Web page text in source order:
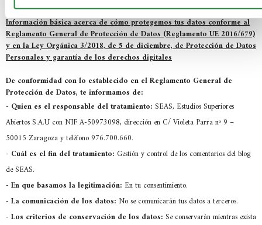
time I comment.
Información básica acerca de cómo protegemos tus datos conforme al
Reglamento General de Protección de Datos (Reglamento UE 2016/679)
y en la Ley Orgánica 3/2018, de 5 de diciembre, de Protección de Datos
Personales y garantía de los derechos digitales
De conformidad con lo establecido en el Reglamento General de
Protección de Datos, te informamos de:
- Quien es el responsable del tratamiento: SEAS, Estudios Superiores
Abiertos S.A.U con NIF A-50973098, dirección en C/ Violeta Parra nº 9 –
50015 Zaragoza y teléfono 976.700.660.
- Cuál es el fin del tratamiento: Gestión y control de los comentarios del blog
de SEAS.
- En que basamos la legitimación: En tu consentimiento.
- La comunicación de los datos: No se comunicarán tus datos a terceros.
- Los criterios de conservación de los datos: Se conservarán mientras exista